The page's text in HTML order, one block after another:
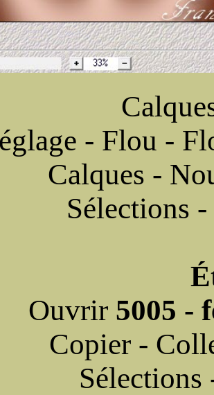
- Flou -
Calques -
Sélections
Ouvrir 5005 -
Copier -
Sélections